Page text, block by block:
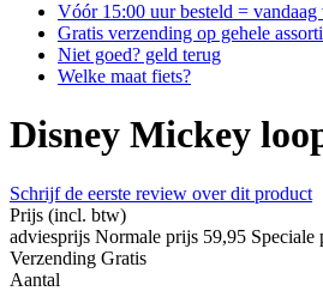
Vóór 15:00 uur besteld = vandaag
Gratis verzending op gehele
Niet goed? geld terug
Welke maat fiets?
Disney Mickey
Schrijf de eerste review over dit product
Prijs (incl. btw)
adviesprijs Normale prijs 59,95 Speciale
Verzending Gratis
Aantal